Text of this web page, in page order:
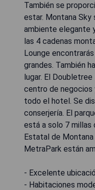
También se
estar. Montana Sky
ambiente elegante
las 4 cadenas
Lounge
grandes. También
lugar. El
centro de
todo el hotel. Se
conserjería. El
está a solo 7 millas
Estatal de
MetraPark están
- Excelente
- Habitaciones